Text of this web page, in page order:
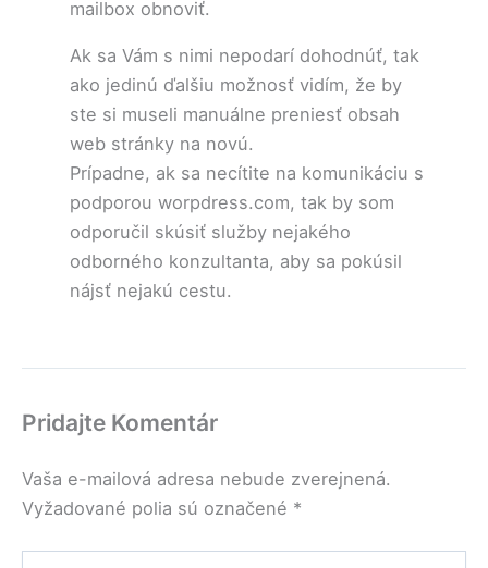
mailbox obnoviť.
Ak sa Vám s nimi nepodarí dohodnúť, tak
ako jedinú ďalšiu možnosť vidím, že by
ste si museli manuálne preniesť obsah
web stránky na novú.
Prípadne, ak sa necítite na komunikáciu s
podporou worpdress.com, tak by som
odporučil skúsiť služby nejakého
odborného konzultanta, aby sa pokúsil
nájsť nejakú cestu.
Pridajte Komentár
Vaša e-mailová adresa nebude zverejnená.
Vyžadované polia sú označené *